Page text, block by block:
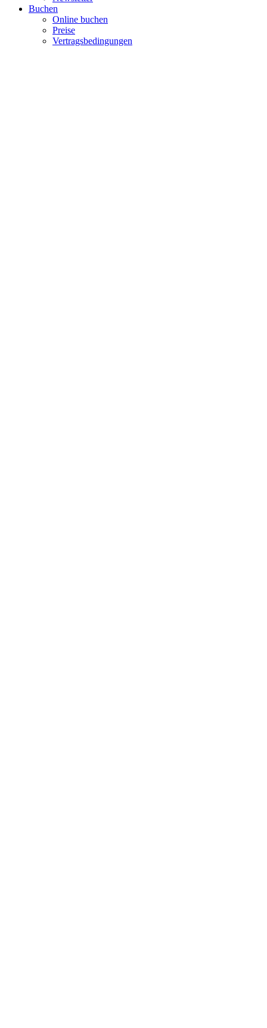
Buchen
Online buchen
Preise
Vertragsbedingungen